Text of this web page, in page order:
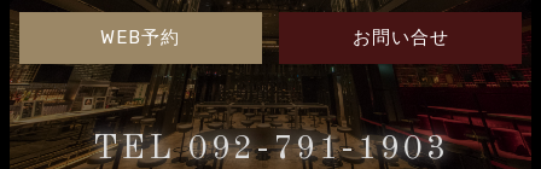
WEB予約 お問い合せ
TEL 092-791-1903